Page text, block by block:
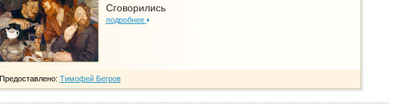
Сговорились
подробнее
Предоставлено: Тимофей Бегров